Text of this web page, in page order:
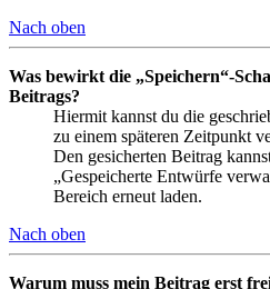
Nach oben
Was bewirkt die „Speichern“-
Beitrags?
Hiermit kannst du die
zu einem späteren Zeitpunkt
Den gesicherten Beitrag
„Gespeicherte Entwürfe
Bereich erneut laden.
Nach oben
Warum muss mein Beitrag erst